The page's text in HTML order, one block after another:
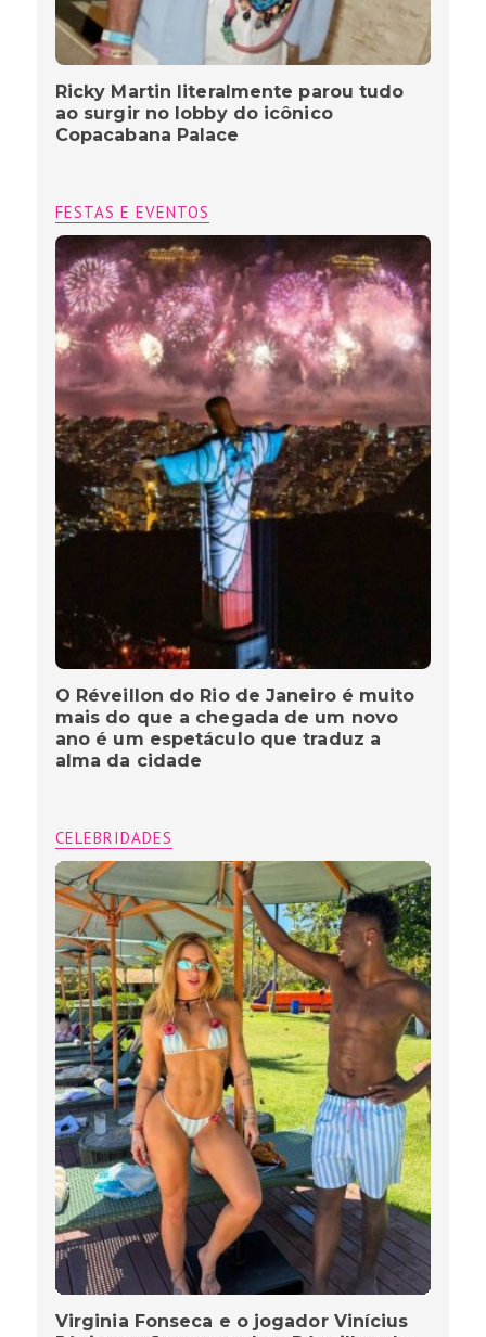
Ricky Martin literalmente parou tudo
ao surgir no lobby do icônico
Copacabana Palace
FESTAS E EVENTOS
O Réveillon do Rio de Janeiro é muito
mais do que a chegada de um novo
ano é um espetáculo que traduz a
alma da cidade
CELEBRIDADES
Virginia Fonseca e o jogador Vinícius